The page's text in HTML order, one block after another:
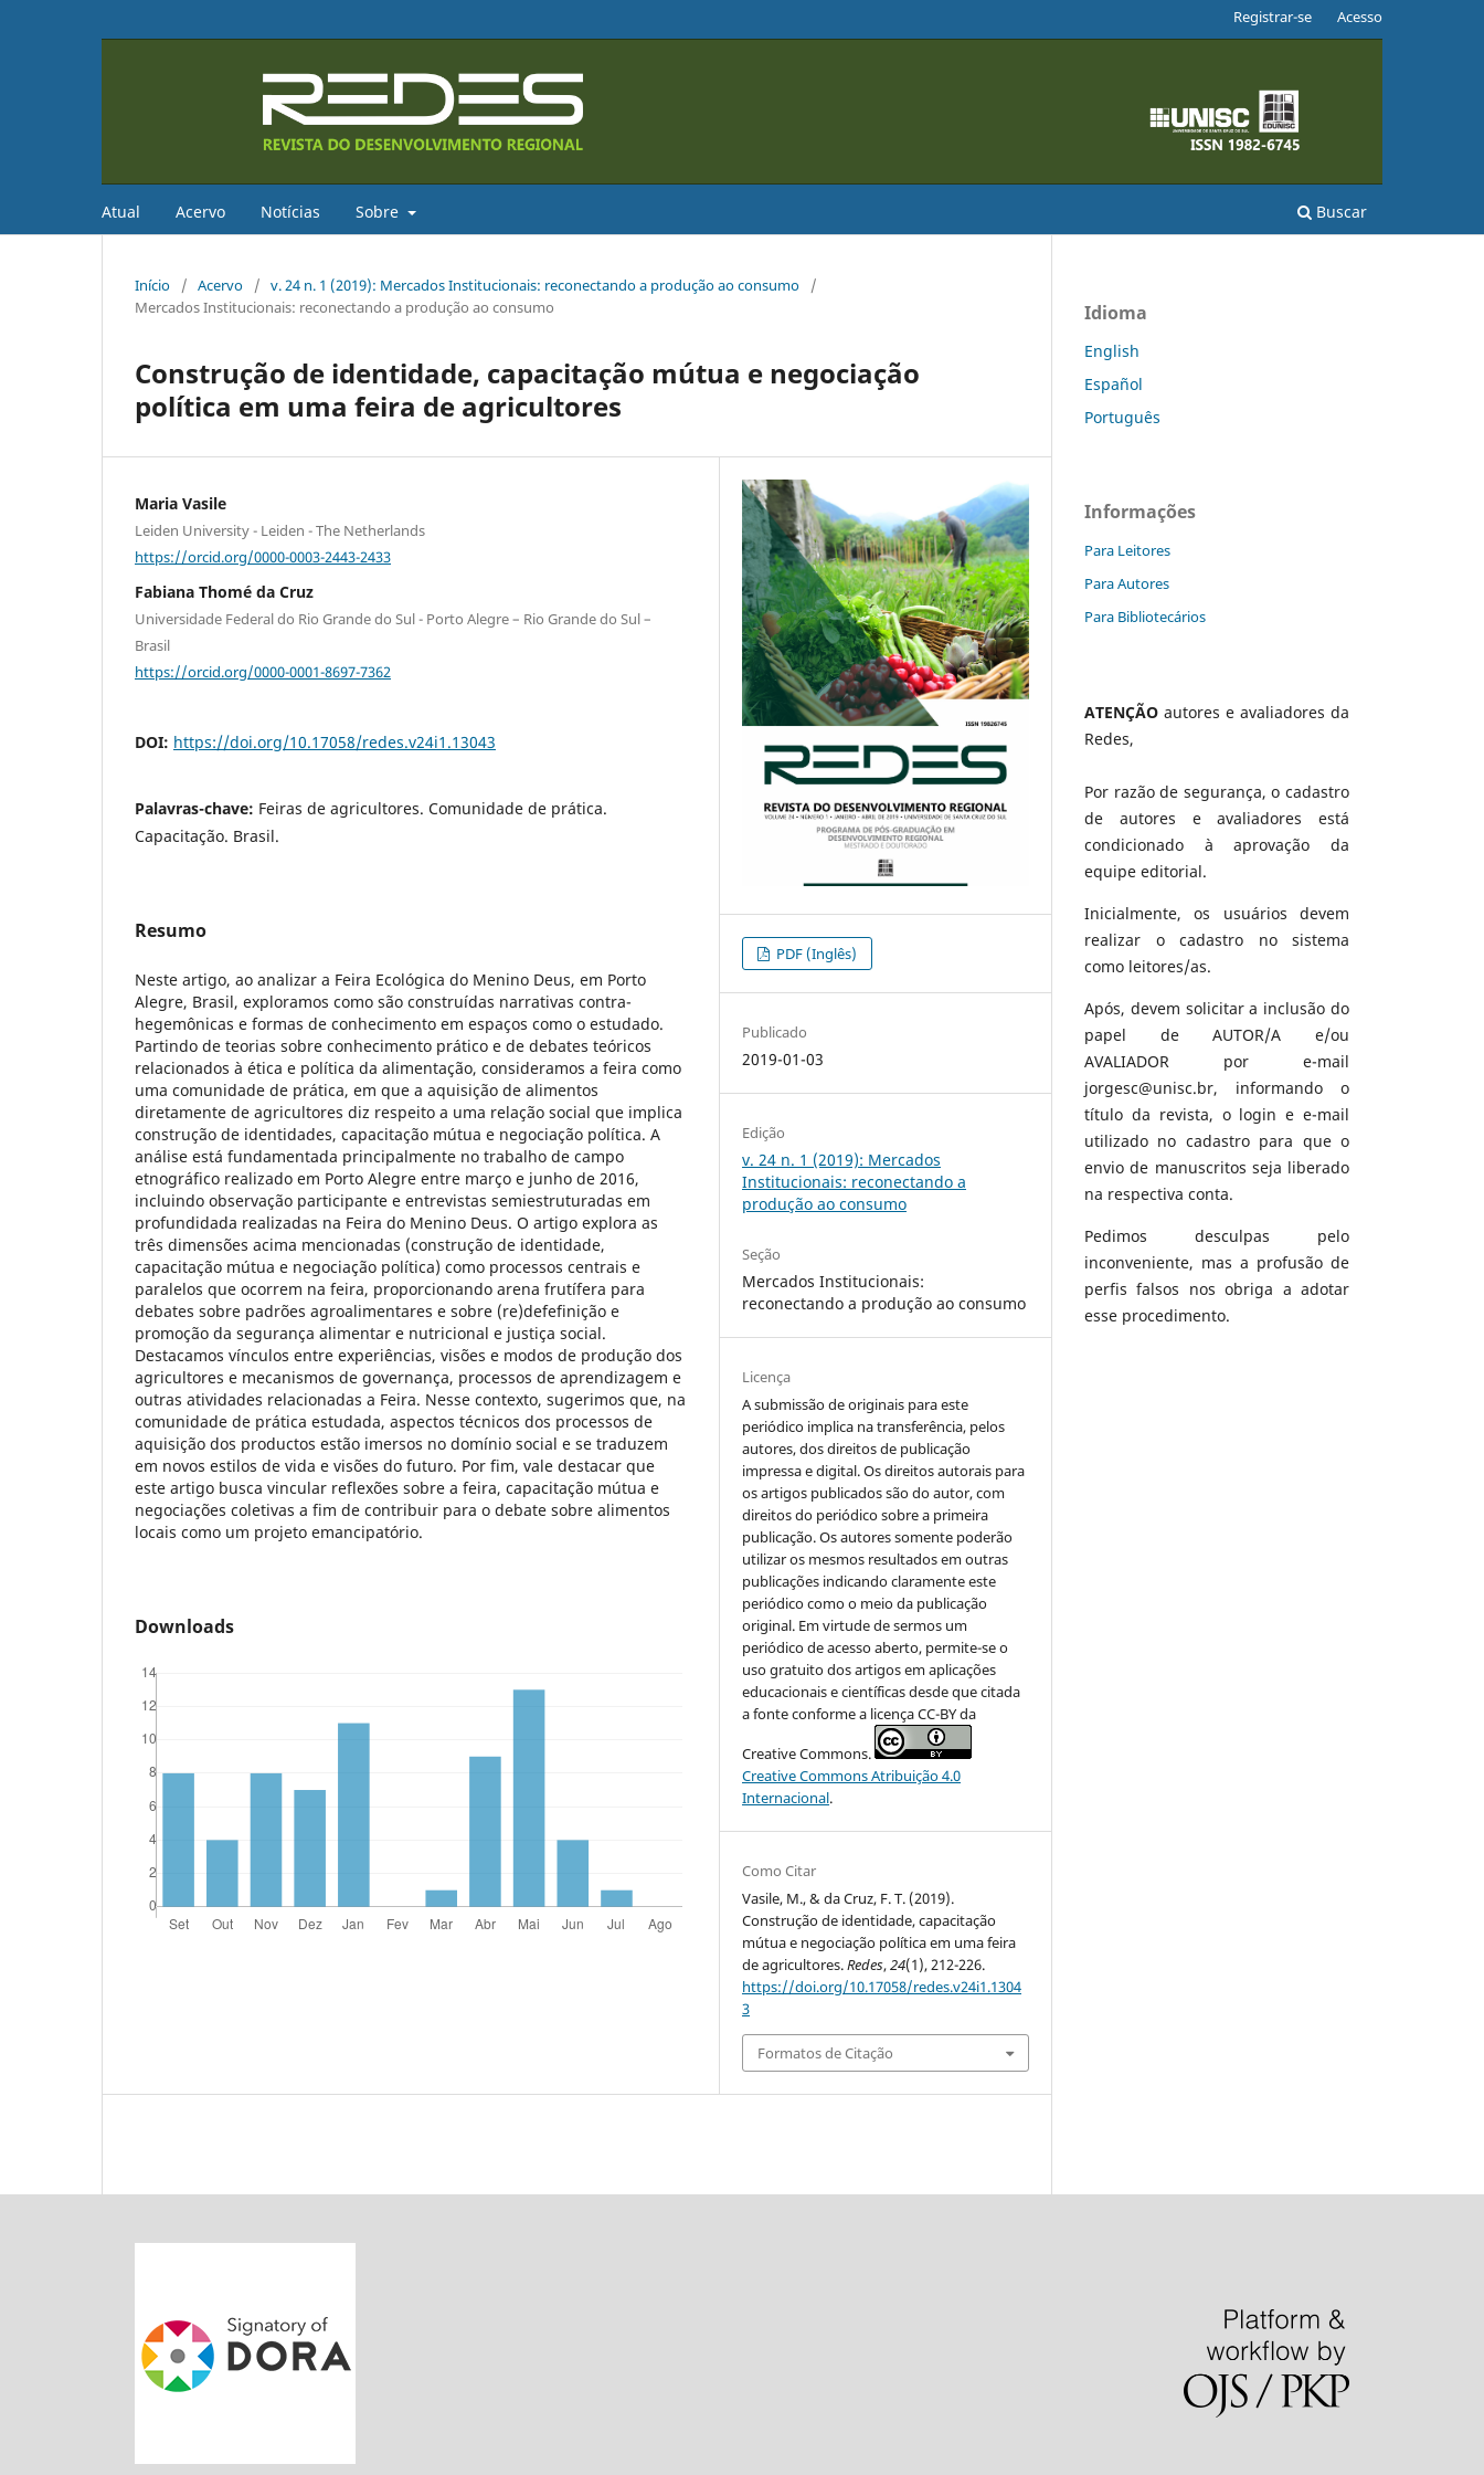
Atual Acervo Notícias Sobre Buscar
Registrar-se Acesso
Início / Acervo / v. 24 n. 1 (2019): Mercados Institucionais: reconectando a produção ao consumo
/
Mercados Institucionais: reconectando a produção ao consumo
Construção de identidade, capacitação mútua e negociação
política em uma feira de agricultores
Maria Vasile
Leiden University - Leiden - The Netherlands
https://orcid.org/0000-0003-2443-2433
Fabiana Thomé da Cruz
Universidade Federal do Rio Grande do Sul - Porto Alegre – Rio Grande do Sul –
Brasil
https://orcid.org/0000-0001-8697-7362
DOI: https://doi.org/10.17058/redes.v24i1.13043
Palavras-chave: Feiras de agricultores. Comunidade de prática.
Capacitação. Brasil.
Resumo
Neste artigo, ao analizar a Feira Ecológica do Menino Deus, em Porto
Alegre, Brasil, exploramos como são construídas narrativas contra-
hegemônicas e formas de conhecimento em espaços como o estudado.
Partindo de teorias sobre conhecimento prático e de debates teóricos
relacionados à ética e política da alimentação, consideramos a feira como
uma comunidade de prática, em que a aquisição de alimentos
diretamente de agricultores diz respeito a uma relação social que implica
construção de identidades, capacitação mútua e negociação política. A
análise está fundamentada principalmente no trabalho de campo
etnográfico realizado em Porto Alegre entre março e junho de 2016,
incluindo observação participante e entrevistas semiestruturadas em
profundidada realizadas na Feira do Menino Deus. O artigo explora as
três dimensões acima mencionadas (construção de identidade,
capacitação mútua e negociação política) como processos centrais e
paralelos que ocorrem na feira, proporcionando arena frutífera para
debates sobre padrões agroalimentares e sobre (re)defefinição e
promoção da segurança alimentar e nutricional e justiça social.
Destacamos vínculos entre experiências, visões e modos de produção dos
agricultores e mecanismos de governança, processos de aprendizagem e
outras atividades relacionadas a Feira. Nesse contexto, sugerimos que, na
comunidade de prática estudada, aspectos técnicos dos processos de
aquisição dos productos estão imersos no domínio social e se traduzem
em novos estilos de vida e visões do futuro. Por fim, vale destacar que
este artigo busca vincular reflexões sobre a feira, capacitação mútua e
negociações coletivas a fim de contribuir para o debate sobre alimentos
locais como um projeto emancipatório.
Downloads
PDF (Inglês)
Publicado
2019-01-03
Edição
v. 24 n. 1 (2019): Mercados
Institucionais: reconectando a
produção ao consumo
Seção
Mercados Institucionais:
reconectando a produção ao consumo
Licença
A submissão de originais para este
periódico implica na transferência, pelos
autores, dos direitos de publicação
impressa e digital. Os direitos autorais para
os artigos publicados são do autor, com
direitos do periódico sobre a primeira
publicação. Os autores somente poderão
utilizar os mesmos resultados em outras
publicações indicando claramente este
periódico como o meio da publicação
original. Em virtude de sermos um
periódico de acesso aberto, permite-se o
uso gratuito dos artigos em aplicações
educacionais e científicas desde que citada
a fonte conforme a licença CC-BY da
Creative Commons.
Creative Commons Atribuição 4.0
Internacional.
Como Citar
Vasile, M., & da Cruz, F. T. (2019).
Construção de identidade, capacitação
mútua e negociação política em uma feira
de agricultores.Redes,24(1), 212-226.
https://doi.org/10.17058/redes.v24i1.1304
3
Formatos de Citação
Idioma
English
Español
Português
Informações
Para Leitores
Para Autores
Para Bibliotecários
ATENÇÃO autores e avaliadores da
Redes,
Por razão de segurança, o cadastro
de autores e avaliadores está
condicionado à aprovação da
equipe editorial.
Inicialmente, os usuários devem
realizar o cadastro no sistema
como leitores/as.
Após, devem solicitar a inclusão do
papel de AUTOR/A e/ou
AVALIADOR por e-mail
jorgesc@unisc.br, informando o
título da revista, o login e e-mail
utilizado no cadastro para que o
envio de manuscritos seja liberado
na respectiva conta.
Pedimos desculpas pelo
inconveniente, mas a profusão de
perfis falsos nos obriga a adotar
esse procedimento.